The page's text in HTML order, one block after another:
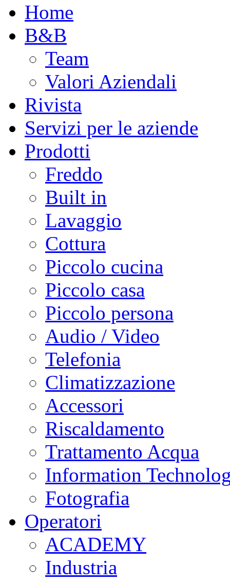
Home
B&B
Team
Valori Aziendali
Rivista
Servizi per le aziende
Prodotti
Freddo
Built in
Lavaggio
Cottura
Piccolo cucina
Piccolo casa
Piccolo persona
Audio / Video
Telefonia
Climatizzazione
Accessori
Riscaldamento
Trattamento Acqua
Information
Fotografia
Operatori
ACADEMY
Industria